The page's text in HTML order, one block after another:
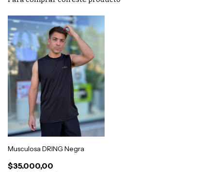
Musculosa DRING Negra
$35.000,00